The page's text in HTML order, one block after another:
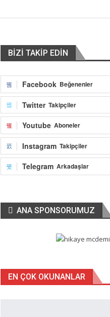
BİZİ TAKİP EDİN
Facebook Beğenenler
Twitter Takipçiler
Youtube Aboneler
Instagram Takipçiler
Telegram Arkadaşlar
ANA SPONSORUMUZ
EN ÇOK OKUNANLAR